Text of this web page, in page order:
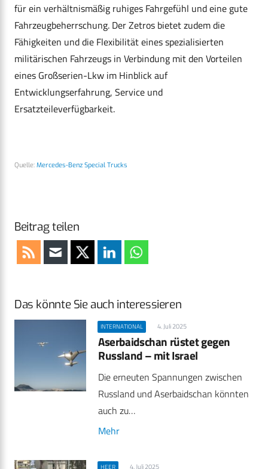
für ein verhältnismäßig ruhiges Fahrgefühl und eine gute
Fahrzeugbeherrschung. Der Zetros bietet zudem die
Fähigkeiten und die Flexibilität eines spezialisierten
militärischen Fahrzeugs in Verbindung mit den Vorteilen
eines Großserien-Lkw im Hinblick auf
Entwicklungserfahrung, Service und
Ersatzteileverfügbarkeit.
Quelle: Mercedes-Benz Special Trucks
Beitrag teilen
Das könnte Sie auch interessieren
INTERNATIONAL 4. Juli 2025
Aserbaidschan rüstet gegen
Russland – mit Israel
Die erneuten Spannungen zwischen
Russland und Aserbaidschan könnten
auch zu…
Mehr
HEER 4. Juli 2025